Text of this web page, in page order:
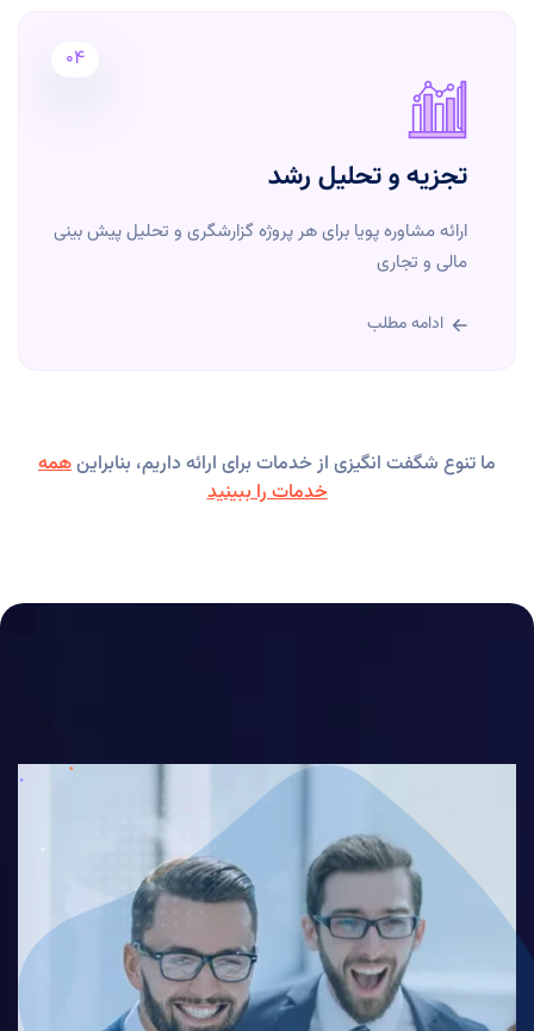
04
تجزیه و تحلیل رشد
ارائه مشاوره پویا برای هر پروژه گزارشگری و تحلیل پیش بینی
مالی و تجاری
ادامه مطلب
ما تنوع شگفت انگیزی از خدمات برای ارائه داریم، بنابراینهمه
خدمات را ببینید